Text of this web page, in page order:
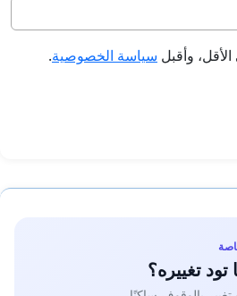
سياسة الخصوصية.
تغييره؟